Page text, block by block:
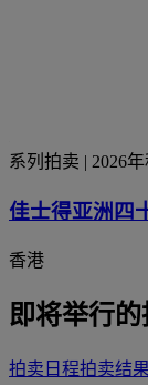
系列拍卖 | 2026
佳士得亚洲四
香港
即将举行
拍卖日程拍卖结果